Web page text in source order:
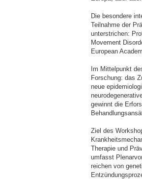
Die besondere
Teilnahme der
unterstrichen:
Movement
European
Im Mittelpunkt
Forschung: das
neue
gewinnt die
Ziel des
Therapie und
umfasst
reichen von